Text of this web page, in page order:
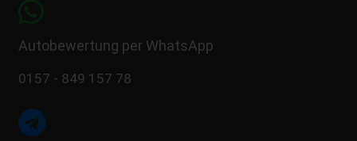
Autobewertung per WhatsApp
0157 - 849 157 78